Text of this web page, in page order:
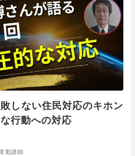
しない住民対応のキホン
行動への対応
勤講師